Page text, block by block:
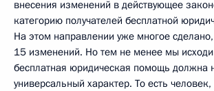
внесения изменений в действующее
категорию получателей бесплатной
На этом направлении уже многое
15 изменений. Но тем не менее мы
бесплатная юридическая помощь должна
универсальный характер. То есть